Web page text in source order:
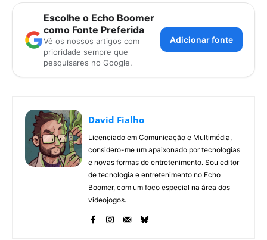
Escolhe o Echo Boomer
como Fonte Preferida
Vê os nossos artigos com
prioridade sempre que
pesquisares no Google.
Adicionar fonte
David Fialho
Licenciado em Comunicação e Multimédia,
considero-me um apaixonado por tecnologias
e novas formas de entretenimento. Sou editor
de tecnologia e entretenimento no Echo
Boomer, com um foco especial na área dos
videojogos.